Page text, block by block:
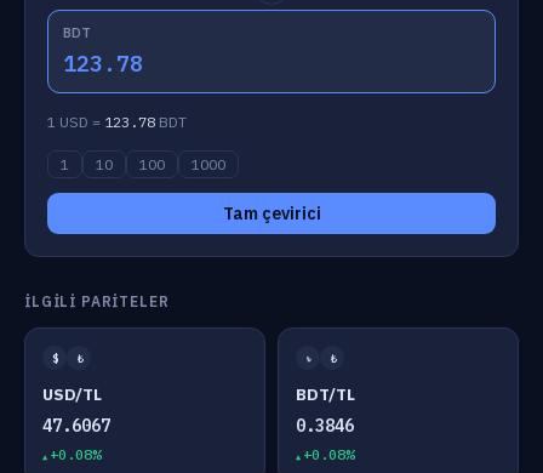
BDT
123.78
1 USD = 123.78 BDT
1 10 100 1000
Tam çevirici
İLGILI PARITELER
$ ₺
USD/TL
47.6067
+0.08%
৳ ₺
BDT/TL
0.3846
+0.08%